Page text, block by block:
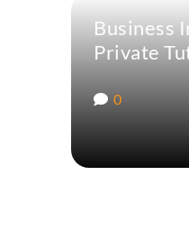
Business
Private
0